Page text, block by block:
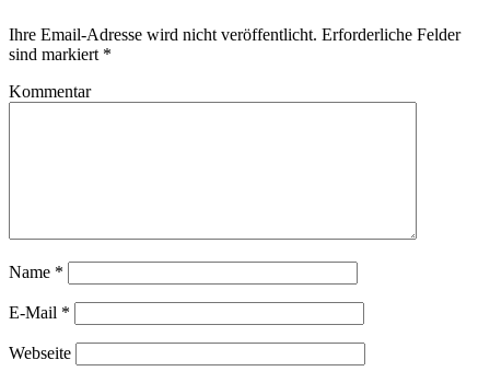
Ihre Email-Adresse wird nicht veröffentlicht. Erforderliche Felder
sind markiert *
Kommentar
Name *
E-Mail *
Webseite